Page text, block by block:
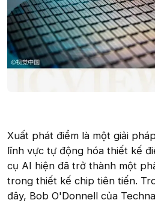
Xuất phát điểm là một giải
lĩnh vực tự động hóa thiết kế
cụ AI hiện đã trở thành một
trong thiết kế chip tiên tiến.
đây, Bob O'Donnell của